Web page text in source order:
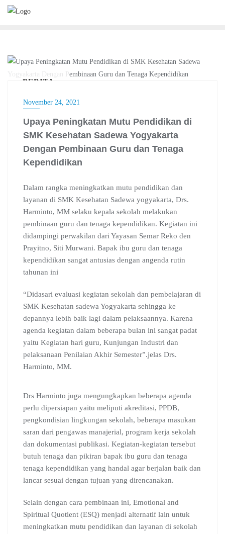
Skip
BERITA
November 24, 2021
Upaya Peningkatan Mutu Pendidikan di
SMK Kesehatan Sadewa Yogyakarta
Dengan Pembinaan Guru dan Tenaga
Kependidikan
Dalam rangka meningkatkan mutu pendidikan dan
layanan di SMK Kesehatan Sadewa yogyakarta, Drs.
Harminto, MM selaku kepala sekolah melakukan
pembinaan guru dan tenaga kependidikan. Kegiatan ini
didampingi perwakilan dari Yayasan Semar Reko den
Prayitno, Siti Murwani. Bapak ibu guru dan tenaga
kependidikan sangat antusias dengan angenda rutin
tahunan ini
“Didasari evaluasi kegiatan sekolah dan pembelajaran di
SMK Kesehatan sadewa Yogyakarta sehingga ke
depannya lebih baik lagi dalam pelaksaannya. Karena
agenda kegiatan dalam beberapa bulan ini sangat padat
yaitu Kegiatan hari guru, Kunjungan Industri dan
pelaksanaan Penilaian Akhir Semester”.jelas Drs.
Harminto, MM.
Drs Harminto juga mengungkapkan beberapa agenda
perlu dipersiapan yaitu meliputi akreditasi, PPDB,
pengkondisian lingkungan sekolah, beberapa masukan
saran dari pengawas manajerial, program kerja sekolah
dan dokumentasi publikasi. Kegiatan-kegiatan tersebut
butuh tenaga dan pikiran bapak ibu guru dan tenaga
tenaga kependidikan yang handal agar berjalan baik dan
lancar sesuai dengan tujuan yang direncanakan.
Selain dengan cara pembinaan ini, Emotional and
Spiritual Quotient (ESQ) menjadi alternatif lain untuk
meningkatkan mutu pendidikan dan layanan di sekolah